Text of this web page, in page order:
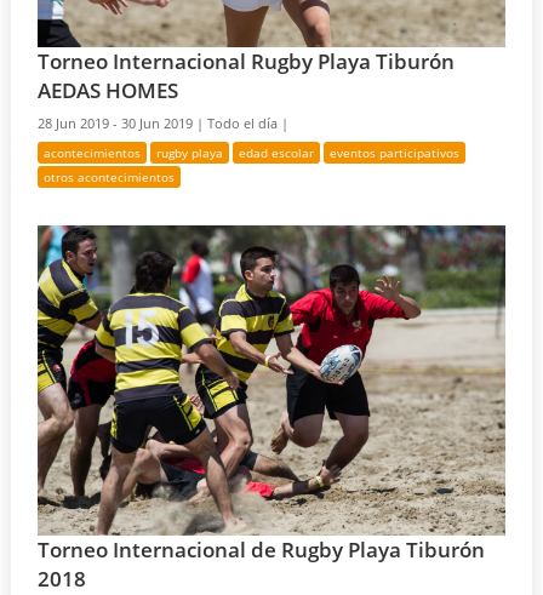
Torneo Internacional Rugby Playa Tiburón
AEDAS HOMES
28 Jun 2019 - 30 Jun 2019 |Todo el día |
acontecimientos rugby playa edad escolar
eventos participativos
otros acontecimientos
Torneo Internacional de Rugby Playa Tiburón
2018